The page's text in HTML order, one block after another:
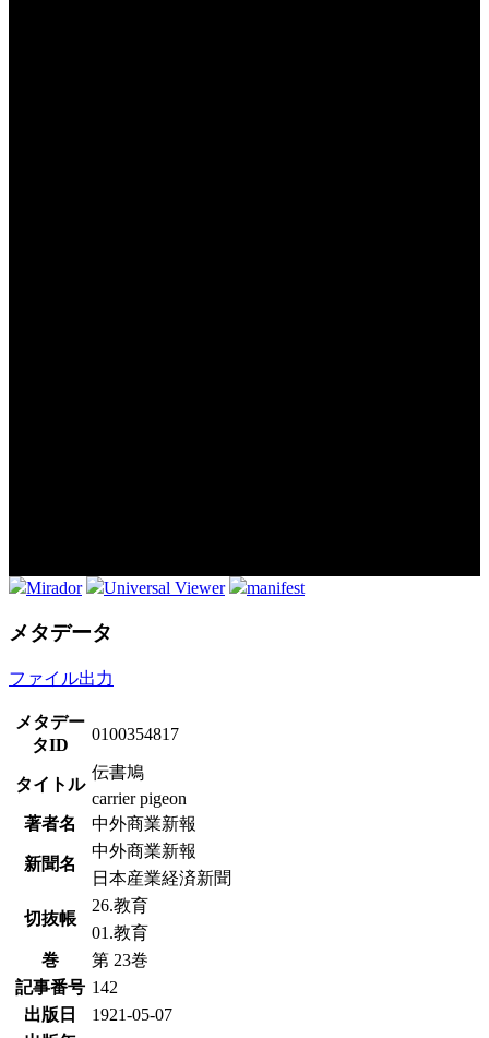
Mirador Universal Viewer manifest
メタデータ
ファイル出力
メタデー
タID
0100354817
タイトル
伝書鳩
carrier pigeon
著者名
中外商業新報
新聞名
中外商業新報
日本産業経済新聞
切抜帳
26.教育
01.教育
巻
第 23巻
記事番号 142
出版日
1921-05-07